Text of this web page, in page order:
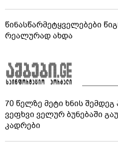
წინასწარმეტყველებები
რეალურად ახდა
70 წელზე მეტი ხნის
ვეფხვი ველურ ბუნებაში
კადრები